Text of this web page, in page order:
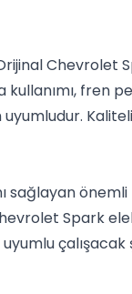
Chevrolet
fren
Spark